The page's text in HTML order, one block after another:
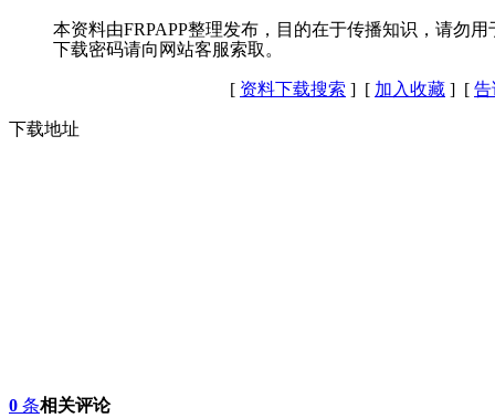
本资料由FRPAPP整理发布，目的在于传播知识，请勿用
下载密码请向网站客服索取。
[ 资料下载搜索 ] [ 加入收藏 ] [ 告
下载地址
0 条相关评论